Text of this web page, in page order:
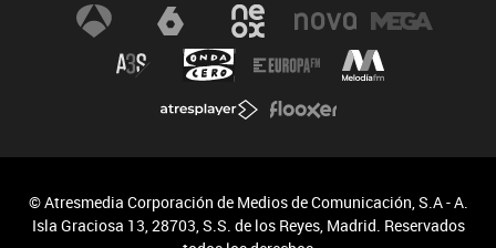
© Atresmedia Corporación de Medios de Comunicación, S.A - A.
Isla Graciosa 13, 28703, S.S. de los Reyes, Madrid. Reservados